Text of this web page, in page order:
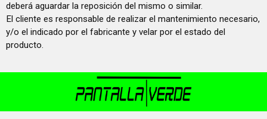
deberá aguardar la reposición del mismo o similar.
El cliente es responsable de realizar el mantenimiento necesario,
y/o el indicado por el fabricante y velar por el estado del
producto.